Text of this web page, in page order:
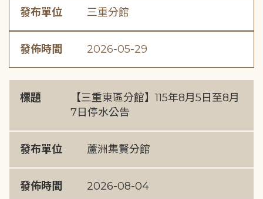
發布單位 三重分館
發佈時間 2026-05-29
標題
【三重東區分館】115年8月5日至8月
7日停水公告
發布單位 蘆洲集賢分館
發佈時間 2026-08-04